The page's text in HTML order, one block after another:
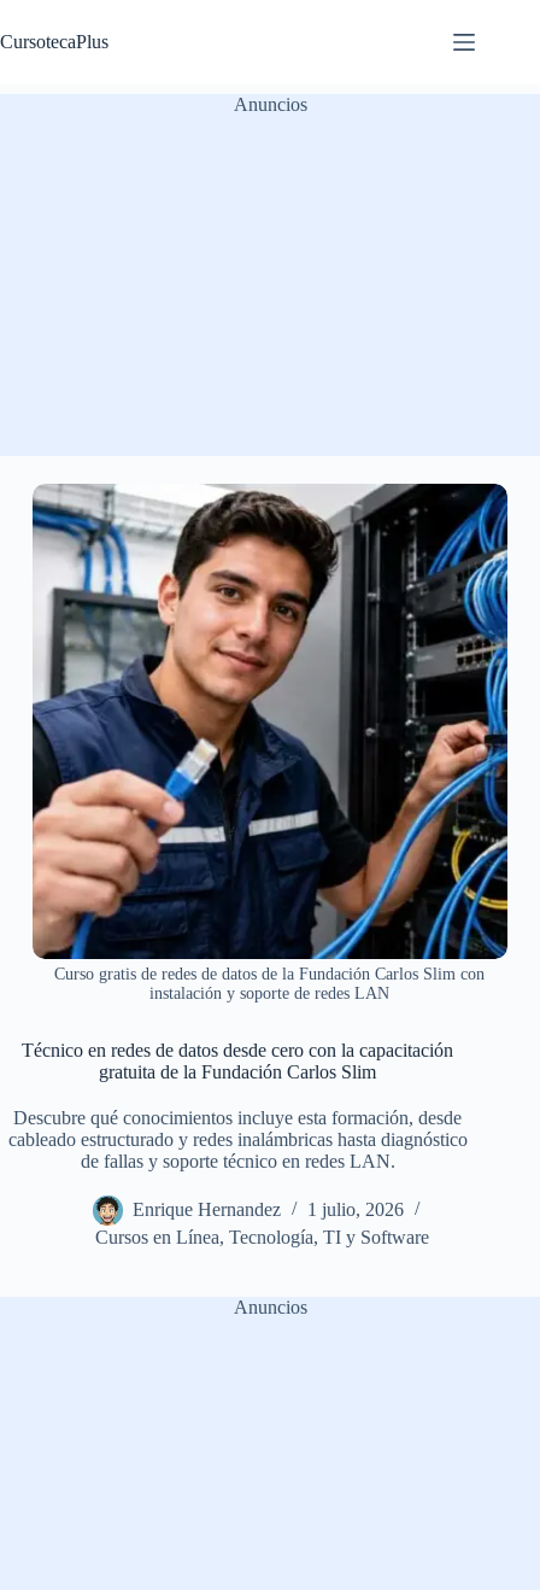
al
contenido
CursotecaPlus
Anuncios
Curso gratis de redes de datos de la Fundación Carlos Slim con
instalación y soporte de redes LAN
Técnico en redes de datos desde cero con la capacitación
gratuita de la Fundación Carlos Slim
Descubre qué conocimientos incluye esta formación, desde
cableado estructurado y redes inalámbricas hasta diagnóstico
de fallas y soporte técnico en redes LAN.
Enrique Hernandez
1 julio, 2026
Cursos en Línea, Tecnología, TI y Software
Anuncios